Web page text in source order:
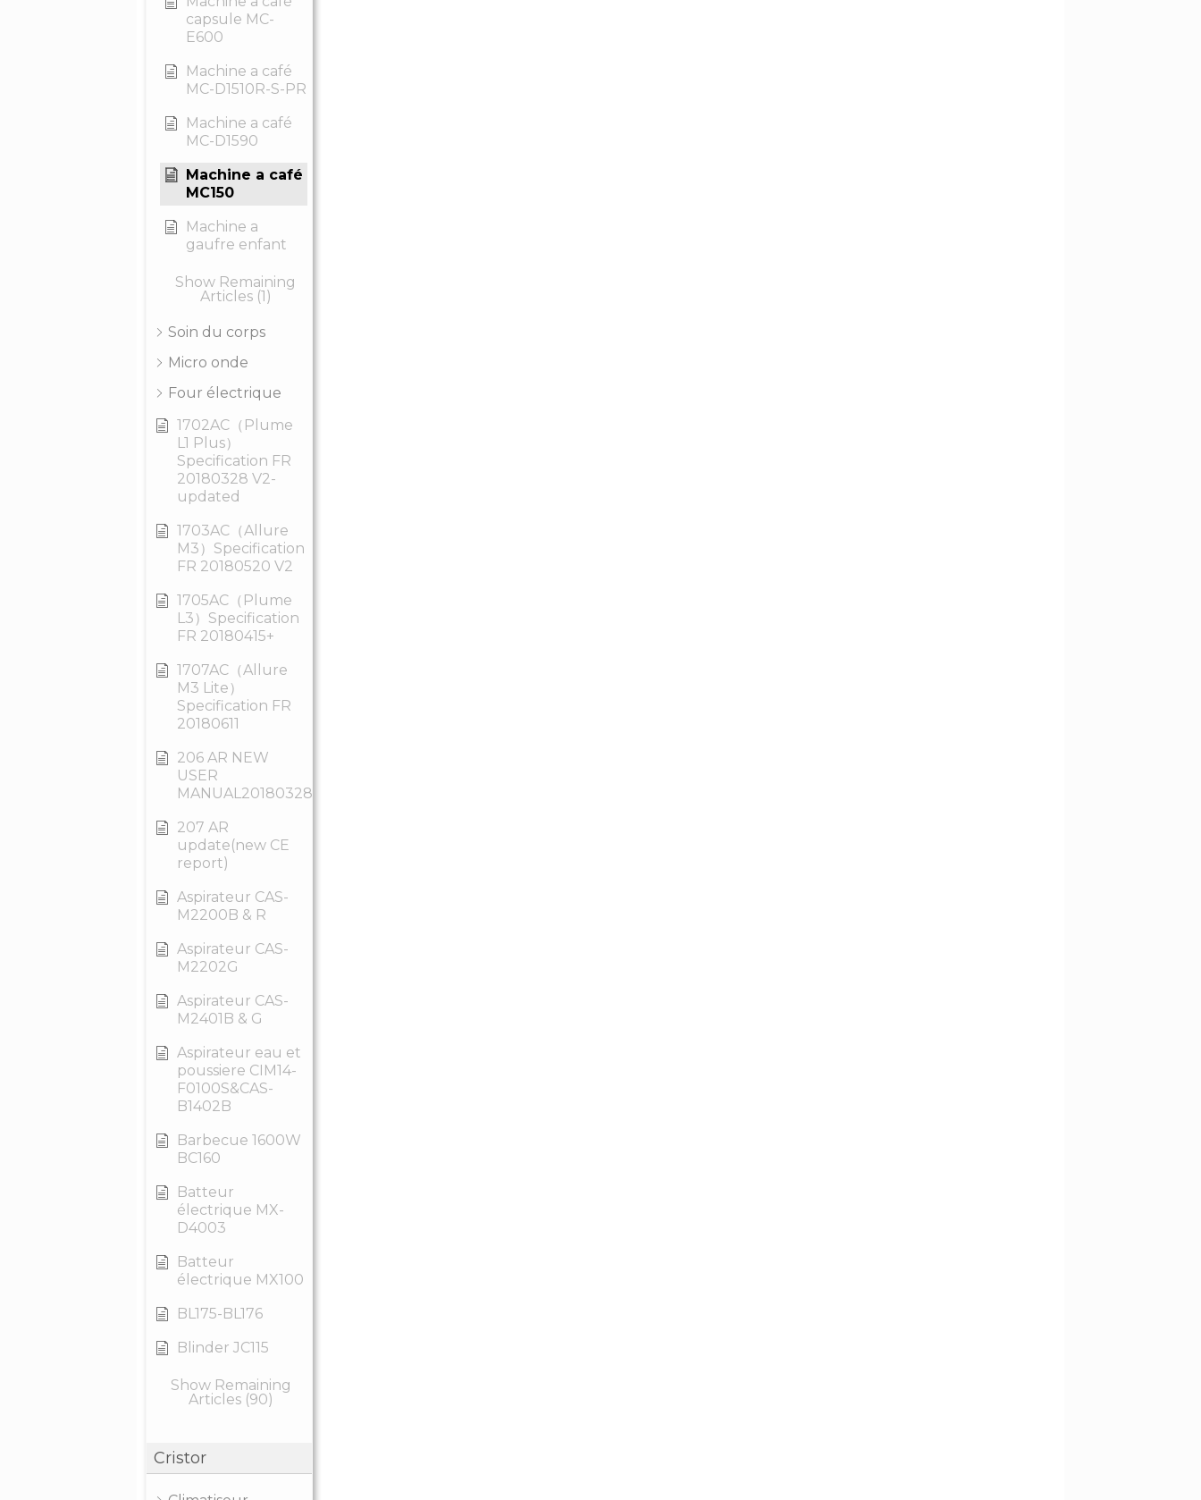
capsule MC-
E600
Machine a café
MC-D1510R-S-PR
Machine a café
MC-D1590
Machine a café
MC150
Machine a
gaufre enfant
Show Remaining
Articles (1)
Soin du corps
Micro onde
Four électrique
1702AC（Plume
L1 Plus）
Specification FR
20180328 V2-
updated
1703AC（Allure
M3）Specification
FR 20180520 V2
1705AC（Plume
L3）Specification
FR 20180415+
1707AC（Allure
M3 Lite）
Specification FR
20180611
206 AR NEW
USER
MANUAL20180328
207 AR
update(new CE
report)
Aspirateur CAS-
M2200B & R
Aspirateur CAS-
M2202G
Aspirateur CAS-
M2401B & G
Aspirateur eau et
poussiere CIM14-
F0100S&CAS-
B1402B
Barbecue 1600W
BC160
Batteur
électrique MX-
D4003
Batteur
électrique MX100
BL175-BL176
Blinder JC115
Show Remaining
Articles (90)
Cristor